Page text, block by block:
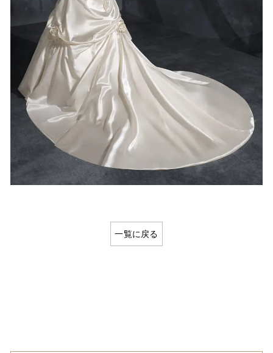
一覧に戻る